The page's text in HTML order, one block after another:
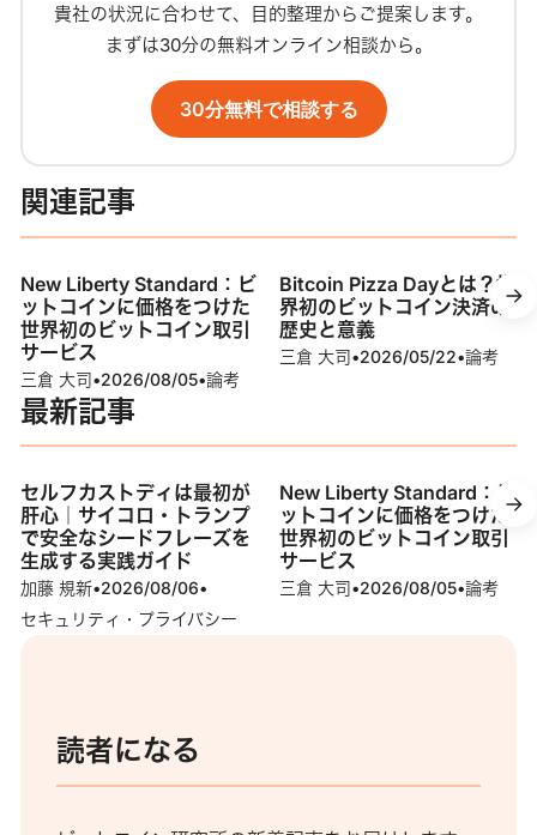
貴社の状況に合わせて、目的整理からご提案します。
まずは30分の無料オンライン相談から。
30分無料で相談する
関連記事
New Liberty Standard：ビ
ットコインに価格をつけた
世界初のビットコイン取引
サービス
三倉 大司•2026/08/05•論考
Bitcoin Pizza Dayとは？世
界初のビットコイン決済の
歴史と意義
三倉 大司•2026/05/22•論考
最新記事
セルフカストディは最初が
肝心｜サイコロ・トランプ
で安全なシードフレーズを
生成する実践ガイド
加藤 規新•2026/08/06•
セキュリティ・プライバシー
New Liberty Standard：ビ
ットコインに価格をつけた
世界初のビットコイン取引
サービス
三倉 大司•2026/08/05•論考
読者になる